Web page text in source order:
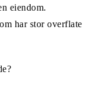
eiendom.
har stor overflate